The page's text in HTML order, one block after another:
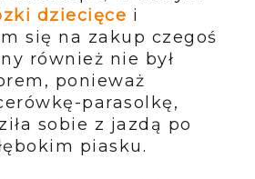
dziecięce i
się na zakup czegoś
również nie był
ponieważ
parasolkę,
sobie z jazdą po
piasku.